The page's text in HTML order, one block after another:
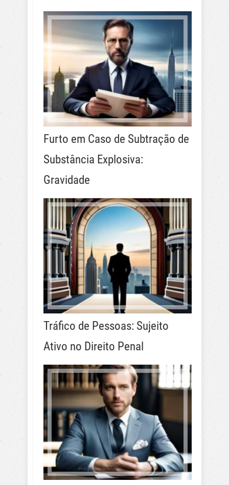
Furto em Caso de Subtração de
Substância Explosiva:
Gravidade
Tráfico de Pessoas: Sujeito
Ativo no Direito Penal